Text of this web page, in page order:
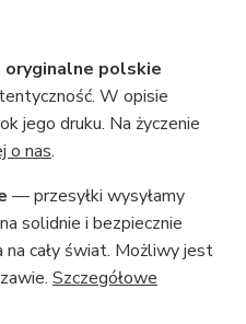
polskie
W opisie
jego druku. Na życzenie
o nas.
— przesyłki wysyłamy
solidnie i bezpiecznie
cały świat. Możliwy jest
Szczegółowe